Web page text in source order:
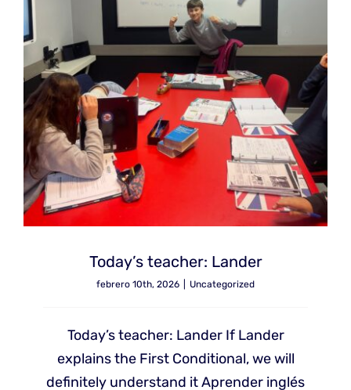
Today’s teacher: Lander
febrero 10th, 2026 Uncategorized
Today’s teacher: Lander If Lander
explains the First Conditional, we will
definitely understand it Aprender inglés